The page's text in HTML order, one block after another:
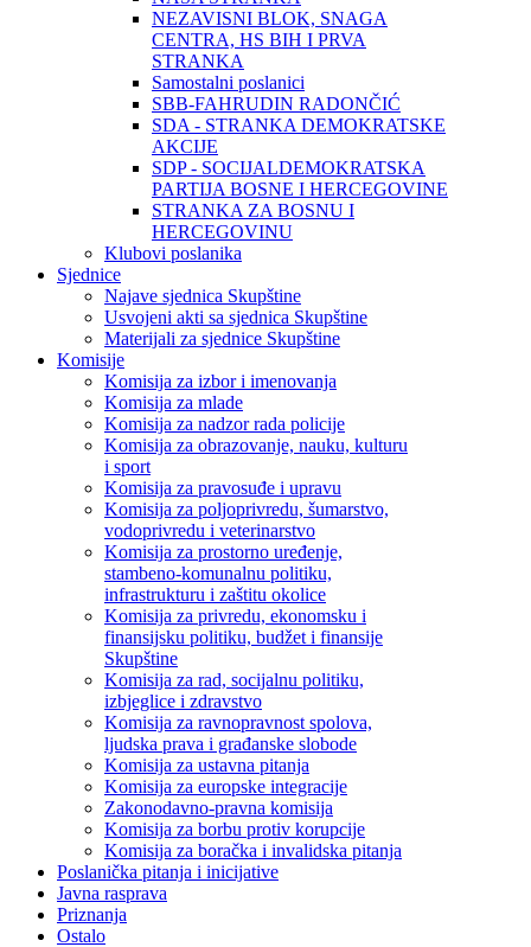
NEZAVISNI BLOK, SNAGA
CENTRA, HS BIH I PRVA
STRANKA
Samostalni poslanici
SBB-FAHRUDIN RADONČIĆ
SDA - STRANKA DEMOKRATSKE
AKCIJE
SDP - SOCIJALDEMOKRATSKA
PARTIJA BOSNE I HERCEGOVINE
STRANKA ZA BOSNU I
HERCEGOVINU
Klubovi poslanika
Sjednice
Najave sjednica Skupštine
Usvojeni akti sa sjednica Skupštine
Materijali za sjednice Skupštine
Komisije
Komisija za izbor i imenovanja
Komisija za mlade
Komisija za nadzor rada policije
Komisija za obrazovanje, nauku, kulturu
i sport
Komisija za pravosuđe i upravu
Komisija za poljoprivredu, šumarstvo,
vodoprivredu i veterinarstvo
Komisija za prostorno uređenje,
stambeno-komunalnu politiku,
infrastrukturu i zaštitu okolice
Komisija za privredu, ekonomsku i
finansijsku politiku, budžet i finansije
Skupštine
Komisija za rad, socijalnu politiku,
izbjeglice i zdravstvo
Komisija za ravnopravnost spolova,
ljudska prava i građanske slobode
Komisija za ustavna pitanja
Komisija za europske integracije
Zakonodavno-pravna komisija
Komisija za borbu protiv korupcije
Komisija za boračka i invalidska pitanja
Poslanička pitanja i inicijative
Javna rasprava
Priznanja
Ostalo